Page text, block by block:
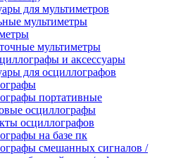
для мультиметров
мультиметры
мультиметры
и аксессуары
для осциллографов
портативные
осциллографы
осциллографов
на базе пк
смешанных сигналов /